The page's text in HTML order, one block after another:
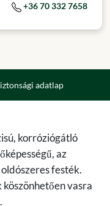
+36 70 332 7658
adatlap
korróziógátló
az
festék.
vasra